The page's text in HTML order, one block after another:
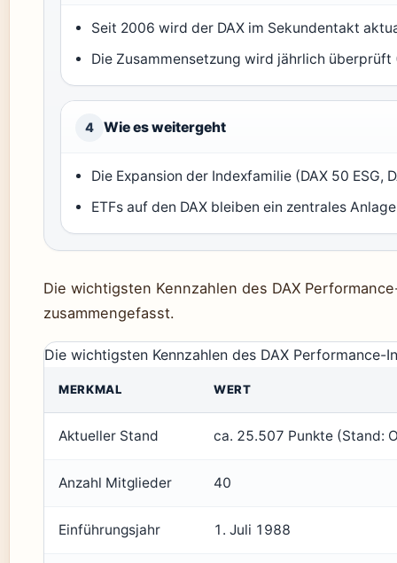
Seit 2006 wird der DAX im Sekundentakt
Die Zusammensetzung wird jährlich
4 Wie es weitergeht
Die Expansion der Indexfamilie (DAX 50 ESG,
ETFs auf den DAX bleiben ein zentrales
Die wichtigsten Kennzahlen des DAX
zusammengefasst.
Die wichtigsten Kennzahlen des DAX Performance-
MERKMAL WERT
Aktueller Stand ca. 25.507 Punkte (Stand:
Anzahl Mitglieder 40
Einführungsjahr 1. Juli 1988